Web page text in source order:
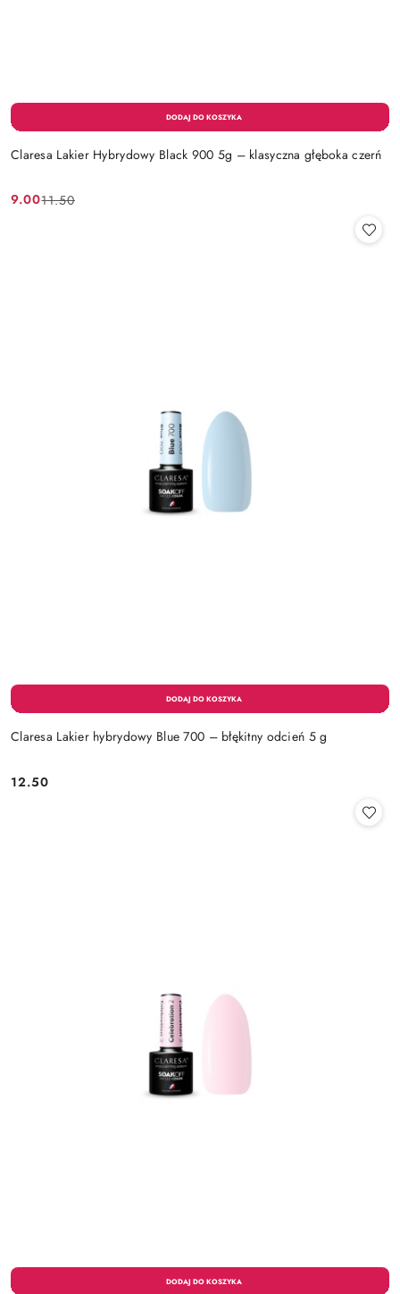
Claresa Lakier Hybrydowy Black 900 5g – klasyczna głęboka czerń
Cena
9.00
Cena11.50
Claresa Lakier hybrydowy Blue 700 – błękitny odcień 5 g
Cena:
12.50